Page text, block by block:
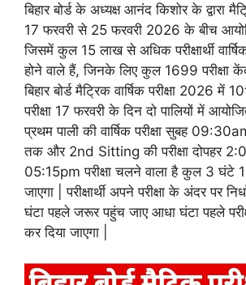
बिहार बोर्ड के अध्यक्ष आनंद किशोर के द्वारा
17 फरवरी से 25 फरवरी 2026 के बीच
जिसमें कुल 15 लाख से अधिक परीक्षार्थी वार्षिक
होने वाले हैं, जिनके लिए कुल 1699 परीक्षा
बिहार बोर्ड मैट्रिक वार्षिक परीक्षा 2026
परीक्षा 17 फरवरी के दिन दो पालियों में
प्रथम पाली की वार्षिक परीक्षा सुबह
तक और 2nd Sitting की परीक्षा दोपहर
05:15pm परीक्षा चलने वाला है कुल 3 घंटे
जाएगा | परीक्षार्थी अपने परीक्षा के अंदर पर
घंटा पहले जरूर पहुंच जाए आधा घंटा पहले
कर दिया जाएगा |